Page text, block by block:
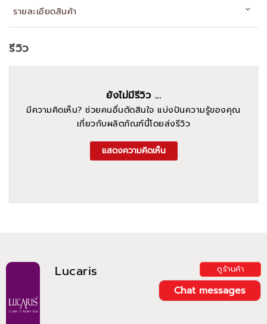
รายละเอียดสินค้า
Lucaris ดูร้านค้า
Chat messages
รีวิว
ยังไม่มีรีวิว ...
มีความคิดเห็น? ช่วยคนอื่นตัดสินใจ แบ่งปันความรู้ของคุณ
เกี่ยวกับผลิตภัณฑ์นี้โดยส่งรีวิว
แสดงความคิดเห็น